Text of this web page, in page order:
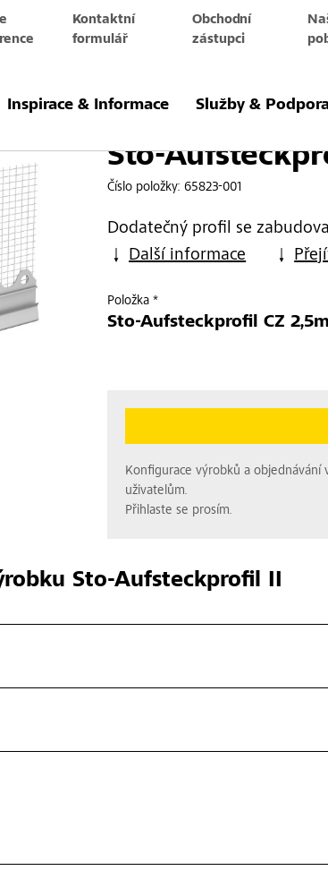
Kontaktní
formulář
Obchodní
zástupci
Inspirace & Informace Služby &
Sto-
Číslo položky:65823-001
Dodatečný profil se
Další informace
Položka *
Sto-Aufsteckprofil CZ 2,5m
Konfigurace výrobků a
uživatelům.
Přihlaste se prosím.
Sto-Aufsteckprofil II